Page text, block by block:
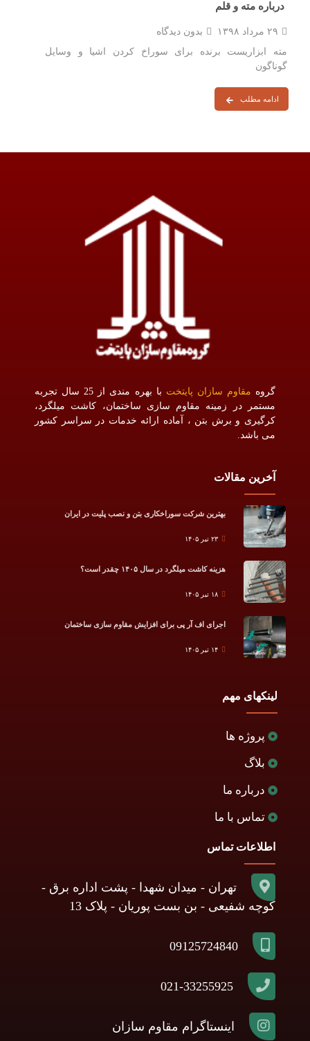
درباره مته و قلم
۲۹ مرداد ۱۳۹۸
بدون دیدگاه
مته ابزاریست برنده برای سوراخ کردن اشیا و وسایل
گوناگون
ادامه مطلب
گروه مقاوم سازان پایتخت
با بهره مندی از 25 سال تجربه
مستمر در زمینه مقاوم سازی ساختمان، کاشت میلگرد،
کرگیری و برش بتن ، آماده ارائه خدمات در سراسر کشور
می باشد.
آخرین مقالات
بهترین شرکت سوراخکاری بتن و نصب پلیت در ایران
۲۳ تیر ۱۴۰۵
هزینه کاشت میلگرد در سال ۱۴۰۵ چقدر است؟
۱۸ تیر ۱۴۰۵
اجرای اف آر پی برای افزایش مقاوم سازی ساختمان
۱۴ تیر ۱۴۰۵
لینکهای مهم
پروژه ها
بلاگ
درباره ما
تماس با ما
اطلاعات تماس
تهران - میدان شهدا - پشت اداره برق -
کوچه شفیعی - بن بست پوریان - پلاک 13
09125724840
021-33255925
اینستاگرام مقاوم سازان